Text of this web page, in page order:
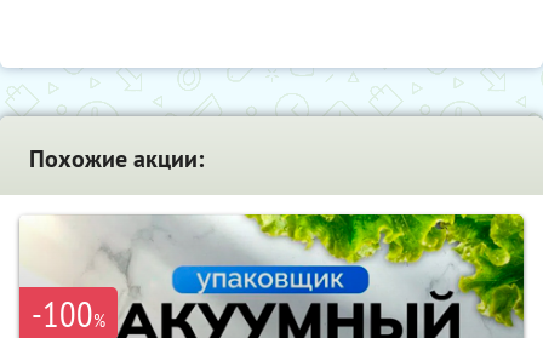
Похожие акции:
-100%